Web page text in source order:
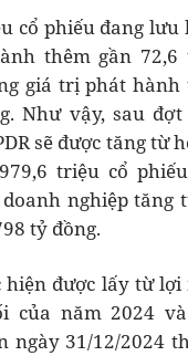
cổ phiếu đang lưu
thêm gần
giá trị phát hành
Như vậy, sau
sẽ được tăng từ
triệu cổ
nghiệp tăng
tỷ đồng.
được lấy từ lợi
của năm 2024
ngày 31/12/2024